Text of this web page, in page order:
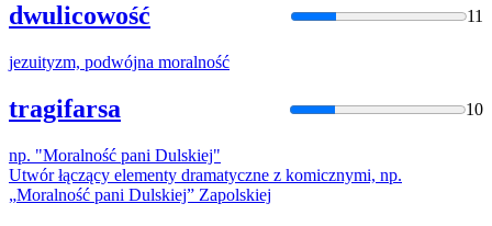
dwulicowość 11
jezuityzm, podwójna moralność
tragifarsa 10
np. "Moralność pani Dulskiej"
Utwór łączący elementy dramatyczne z komicznymi, np.
„Moralność pani Dulskiej” Zapolskiej